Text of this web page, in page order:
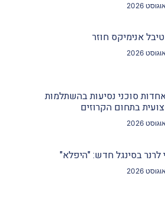
אנימיקס חוזר
סוכני נסיעות בהשתלמות
בתחום הקרוזים
לרנר בסינגל חדש: "היפלא"